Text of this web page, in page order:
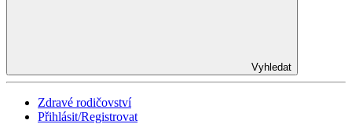
Vyhledat
Zdravé rodičovství
Přihlásit/Registrovat